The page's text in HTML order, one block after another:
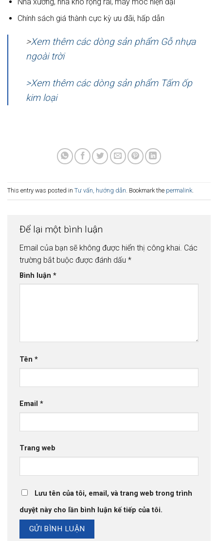
Chính sách giá thành cực kỳ ưu đãi, hấp dẫn
>Xem thêm các dòng sản phẩm Gỗ nhựa
ngoài trời
>Xem thêm các dòng sản phẩm Tấm ốp
kim loại
This entry was posted in Tư vấn, hướng dẫn. Bookmark the permalink.
Để lại một bình luận
Email của bạn sẽ không được hiển thị công khai. Các
trường bắt buộc được đánh dấu *
Bình luận *
Tên *
Email *
Trang web
Lưu tên của tôi, email, và trang web trong trình
duyệt này cho lần bình luận kế tiếp của tôi.